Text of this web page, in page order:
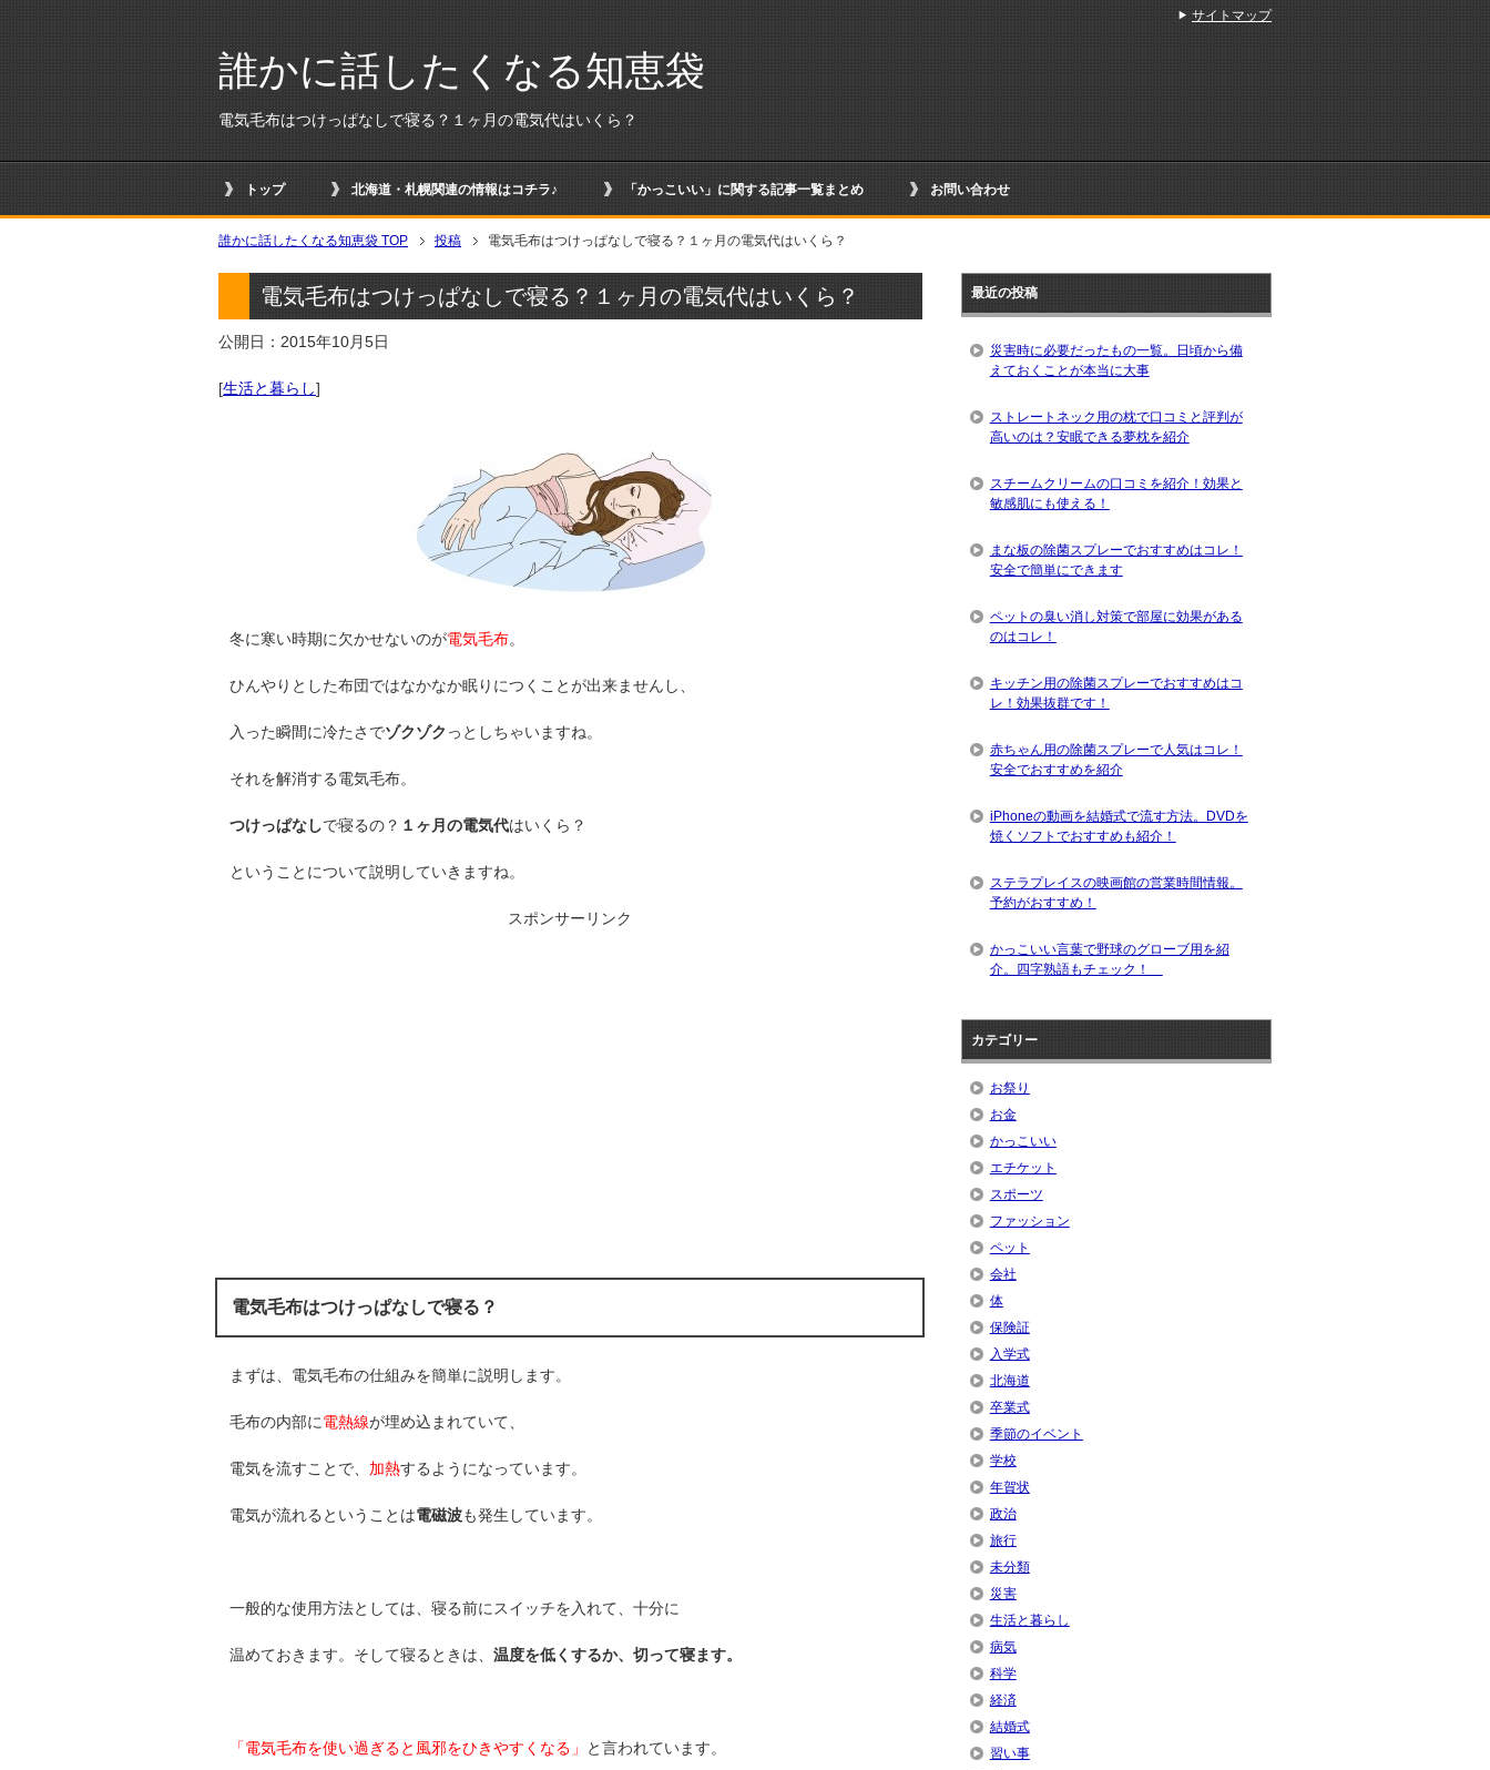
誰かに話したくなる知恵袋
電気毛布はつけっぱなしで寝る？１ヶ月の電気代はいくら？
トップ 北海道・札幌関連の情報はコチラ♪ 「かっこいい」に関する記事一覧まとめ お問い合わせ
誰かに話したくなる知恵袋 TOP 投稿 電気毛布はつけっぱなしで寝る？１ヶ月の電気代はいくら？
電気毛布はつけっぱなしで寝る？１ヶ月の電気代はいくら？
公開日：2015年10月5日
[生活と暮らし]
冬に寒い時期に欠かせないのが電気毛布。
ひんやりとした布団ではなかなか眠りにつくことが出来ませんし、
入った瞬間に冷たさでゾクゾク っとしちゃいますね。
それを解消する電気毛布。
つけっぱなしで寝るの？ １ヶ月の電気代はいくら？
ということについて説明していきますね。
スポンサーリンク
電気毛布はつけっぱなしで寝る？
まずは、電気毛布の仕組みを簡単に説明します。
毛布の内部に電熱線が埋め込まれていて、
電気を流すことで、 加熱するようになっています。
電気が流れるということは電磁波も発生しています。
一般的な使用方法としては、寝る前にスイッチを入れて、十分に
温めておきます。そして寝るときは、 温度を低くするか、切って寝ます。
「電気毛布を使い過ぎると風邪をひきやすくなる」 と言われています。
最近の投稿
災害時に必要だったもの一覧。日頃から備
えておくことが本当に大事
ストレートネック用の枕で口コミと評判が
高いのは？安眠できる夢枕を紹介
スチームクリームの口コミを紹介！効果と
敏感肌にも使える！
まな板の除菌スプレーでおすすめはコレ！
安全で簡単にできます
ペットの臭い消し対策で部屋に効果がある
のはコレ！
キッチン用の除菌スプレーでおすすめはコ
レ！効果抜群です！
赤ちゃん用の除菌スプレーで人気はコレ！
安全でおすすめを紹介
iPhoneの動画を結婚式で流す方法。DVDを
焼くソフトでおすすめも紹介！
ステラプレイスの映画館の営業時間情報。
予約がおすすめ！
かっこいい言葉で野球のグローブ用を紹
介。四字熟語もチェック！
カテゴリー
お祭り
お金
かっこいい
エチケット
スポーツ
ファッション
ペット
会社
体
保険証
入学式
北海道
卒業式
季節のイベント
学校
年賀状
政治
旅行
未分類
災害
生活と暮らし
病気
科学
経済
結婚式
習い事
サイトマップ